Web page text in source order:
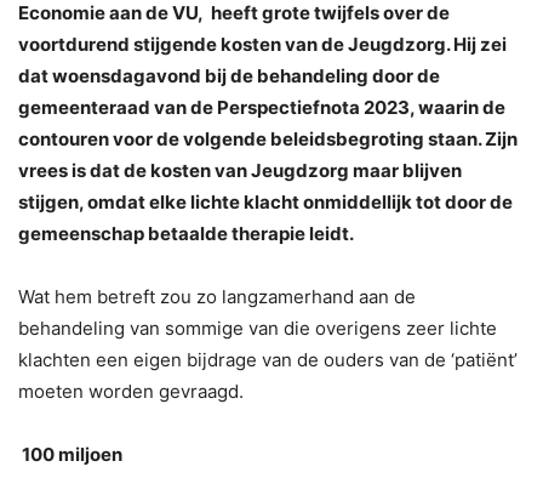
Economie aan de VU, heeft grote twijfels over de
voortdurend stijgende kosten van de Jeugdzorg. Hij zei
dat woensdagavond bij de behandeling door de
gemeenteraad van de Perspectiefnota 2023, waarin de
contouren voor de volgende beleidsbegroting staan. Zijn
vrees is dat de kosten van Jeugdzorg maar blijven
stijgen, omdat elke lichte klacht onmiddellijk tot door de
gemeenschap betaalde therapie leidt.
Wat hem betreft zou zo langzamerhand aan de
behandeling van sommige van die overigens zeer lichte
klachten een eigen bijdrage van de ouders van de ‘patiënt’
moeten worden gevraagd.
100 miljoen